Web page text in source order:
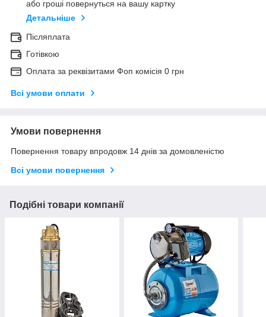
або гроші повернуться на вашу картку
Детальніше
Післяплата
Готівкою
Оплата за реквізитами Фоп комісія 0 грн
Всі умови оплати
Умови повернення
Повернення товару впродовж 14 днів за домовленістю
Всі умови повернення
Подібні товари компанії